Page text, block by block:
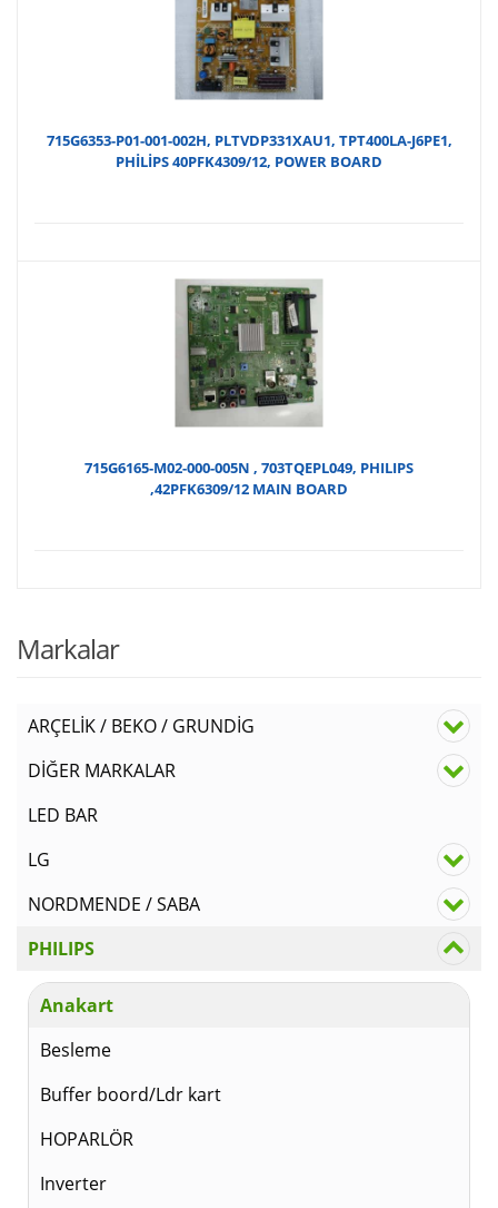
715G6353-P01-001-002H, PLTVDP331XAU1, TPT400LA-J6PE1,
PHİLİPS 40PFK4309/12, POWER BOARD
715G6165-M02-000-005N , 703TQEPL049, PHILIPS
,42PFK6309/12 MAIN BOARD
Markalar
ARÇELİK / BEKO / GRUNDİG
DİĞER MARKALAR
LED BAR
LG
NORDMENDE / SABA
PHILIPS
Anakart
Besleme
Buffer boord/Ldr kart
HOPARLÖR
Inverter